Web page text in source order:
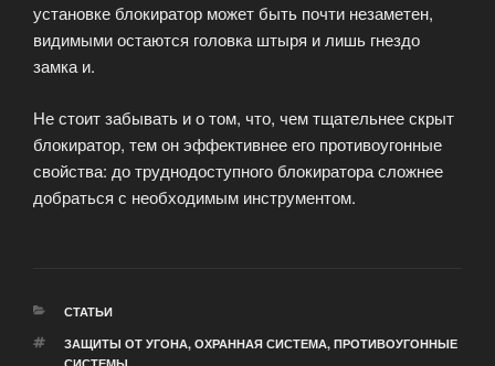
установке блокиратор может быть почти незаметен,
видимыми остаются головка штыря и лишь гнездо
замка и.
Не стоит забывать и о том, что, чем тщательнее скрыт
блокиратор, тем он эффективнее его противоугонные
свойства: до труднодоступного блокиратора сложнее
добраться с необходимым инструментом.
РУБРИКИ
СТАТЬИ
МЕТКИ
ЗАЩИТЫ ОТ УГОНА, ОХРАННАЯ СИСТЕМА, ПРОТИВОУГОННЫЕ